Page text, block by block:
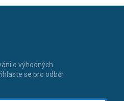
o výhodných
se pro odběr